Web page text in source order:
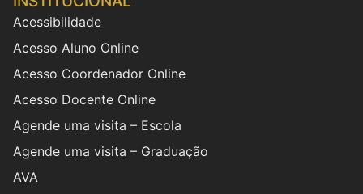
Acessibilidade
Acesso Aluno Online
Acesso Coordenador Online
Acesso Docente Online
Agende uma visita – Escola
Agende uma visita – Graduação
AVA